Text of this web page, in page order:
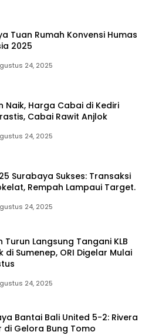
Tuan Rumah Konvensi Humas
2025
24, 2025
Naik, Harga Cabai di Kediri
Cabai Rawit Anjlok
24, 2025
Surabaya Sukses: Transaksi
Rempah Lampaui Target.
24, 2025
Turun Langsung Tangani KLB
di Sumenep, ORI Digelar Mulai
24, 2025
Bantai Bali United 5-2: Rivera
di Gelora Bung Tomo